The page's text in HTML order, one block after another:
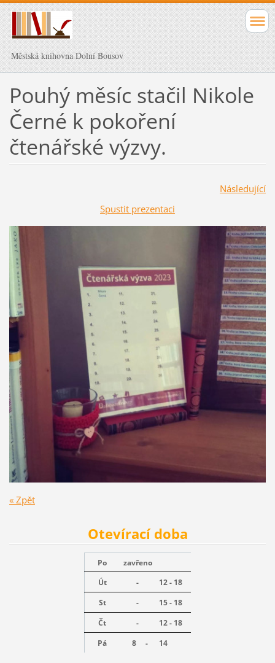
Městská knihovna Dolní Bousov
Pouhý měsíc stačil Nikole
Černé k pokoření
čtenářské výzvy.
Následující
Spustit prezentaci
« Zpět
Otevírací doba
Po
zavřeno
Út
-
12 - 18
St
-
15 - 18
Čt
-
12 - 18
Pá
8 - 14